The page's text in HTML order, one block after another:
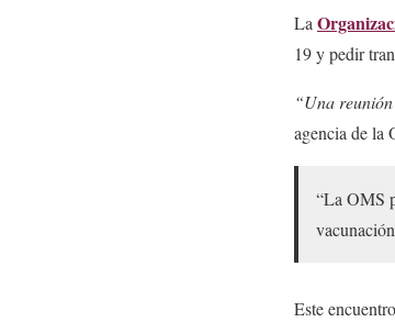
La
19 y pedir
“Una
agencia de la
“La OMS
Este